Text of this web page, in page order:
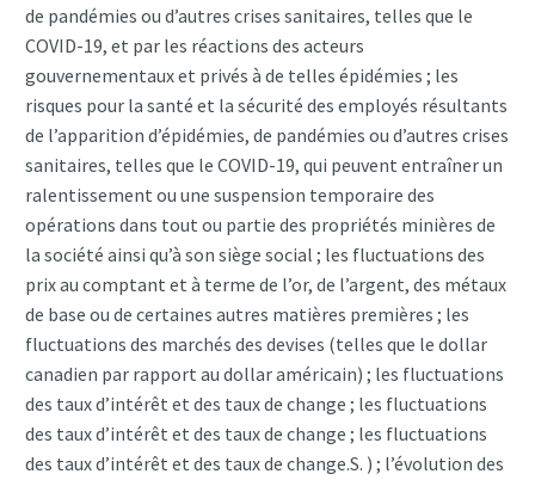
de pandémies ou d’autres crises sanitaires, telles que le
COVID-19, et par les réactions des acteurs
gouvernementaux et privés à de telles épidémies ; les
risques pour la santé et la sécurité des employés résultants
de l’apparition d’épidémies, de pandémies ou d’autres crises
sanitaires, telles que le COVID-19, qui peuvent entraîner un
ralentissement ou une suspension temporaire des
opérations dans tout ou partie des propriétés minières de
la société ainsi qu’à son siège social ; les fluctuations des
prix au comptant et à terme de l’or, de l’argent, des métaux
de base ou de certaines autres matières premières ; les
fluctuations des marchés des devises (telles que le dollar
canadien par rapport au dollar américain) ; les fluctuations
des taux d’intérêt et des taux de change ; les fluctuations
des taux d’intérêt et des taux de change ; les fluctuations
des taux d’intérêt et des taux de change.S. ) ; l’évolution des